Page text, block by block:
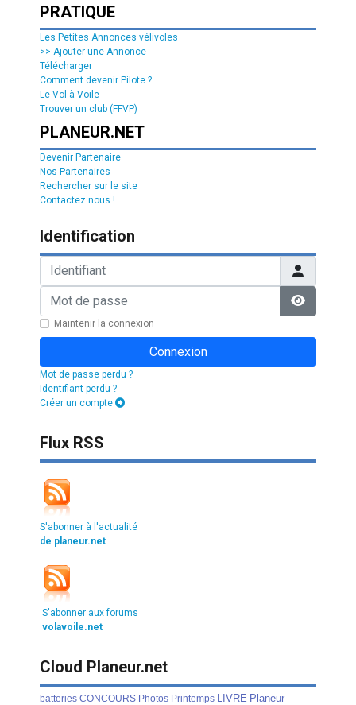
PRATIQUE
Les Petites Annonces vélivoles
>> Ajouter une Annonce
Télécharger
Comment devenir Pilote ?
Le Vol à Voile
Trouver un club (FFVP)
PLANEUR.NET
Devenir Partenaire
Nos Partenaires
Rechercher sur le site
Contactez nous !
Identification
Identifiant
Mot de passe
Afficher
Maintenir la connexion
Connexion
Mot de passe perdu ?
Identifiant perdu ?
Créer un compte
Flux RSS
S'abonner à l'actualité
de planeur.net
S'abonner aux forums
volavoile.net
Cloud Planeur.net
batteries CONCOURS Photos Printemps LIVRE Planeur